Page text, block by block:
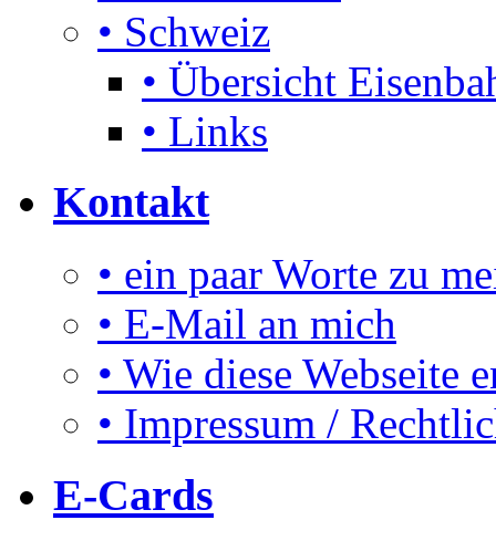
• Schweiz
• Übersicht
• Links
Kontakt
• ein paar Worte zu
• E-Mail an mich
• Wie diese Webseite
• Impressum /
E-Cards